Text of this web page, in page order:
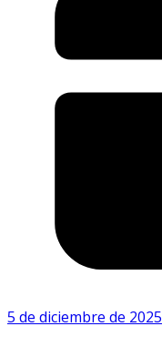
5 de diciembre de 2025